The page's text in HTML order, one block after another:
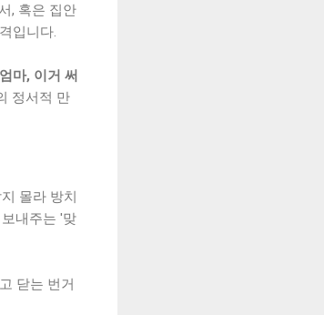
, 혹은 집안
입니다.
마, 이거 써
정서적 만
몰라 방치
내주는 '맞
닫는 번거